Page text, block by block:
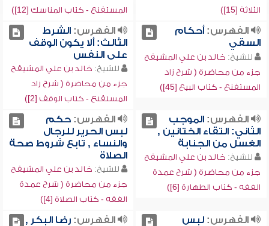
الثلاثة [15])
المستقنع - كتاب المناسك [12])
الفهرس:أحكام
السقي
للشيخ: خالد بن علي المشيقح
جزء من محاضرة ( شرح زاد
المستقنع - كتاب البيع [45])
الفهرس:الشرط
الثالث: ألا يكون الوقف
على النفس
للشيخ: خالد بن علي المشيقح
جزء من محاضرة ( شرح زاد
المستقنع - كتاب الوقف [2])
الفهرس:الموجب
الثاني: التقاء الختانين ,
الغسل من الجنابة
للشيخ: خالد بن علي المشيقح
جزء من محاضرة ( شرح عمدة
الفقه - كتاب الطهارة [6])
الفهرس:حكم
لبس الحرير للرجال
والنساء , تابع شروط صحة
الصلاة
للشيخ: خالد بن علي المشيقح
جزء من محاضرة ( شرح عمدة
الفقه - كتاب الصلاة [4])
الفهرس:لبس
الفهرس:رضا البكر ,